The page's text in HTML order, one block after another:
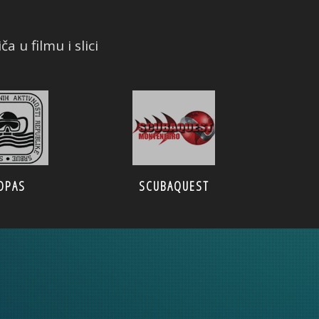
u filmu i slici
SCUBAQUEST